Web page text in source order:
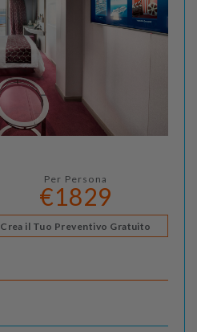
Per Persona
€1829
Crea il Tuo Preventivo Gratuito